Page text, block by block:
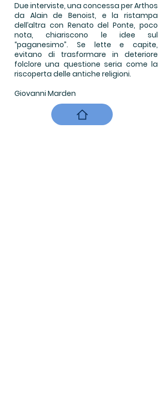
Due interviste, una concessa per Arthos
da Alain de Benoist, e la ristampa
dell’altra con Renato del Ponte, poco
nota, chiariscono le idee sul
“paganesimo”. Se lette e capite,
evitano di trasformare in deteriore
folclore una questione seria come la
riscoperta delle antiche religioni.
Giovanni Marden